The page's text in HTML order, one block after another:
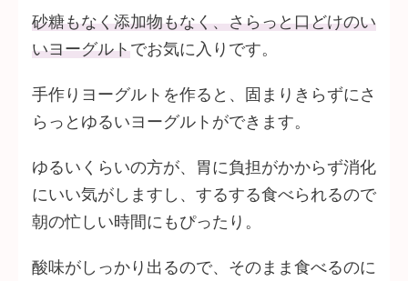
砂糖もなく添加物もなく、さらっと口どけのい
いヨーグルトでお気に入りです。
手作りヨーグルトを作ると、固まりきらずにさ
らっとゆるいヨーグルトができます。
ゆるいくらいの方が、胃に負担がかからず消化
にいい気がしますし、するする食べられるので
朝の忙しい時間にもぴったり。
酸味がしっかり出るので、そのまま食べるのに